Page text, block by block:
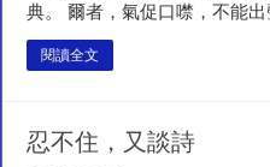
典。 爾者，氣促口噤，不能
閱讀全文
忍不住，又談詩